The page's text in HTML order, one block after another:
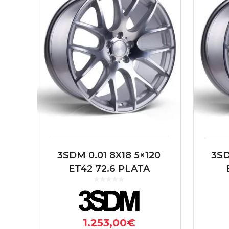
3SDM 0.01 8X18 5×120
ET42 72.6 PLATA
1.253,00€